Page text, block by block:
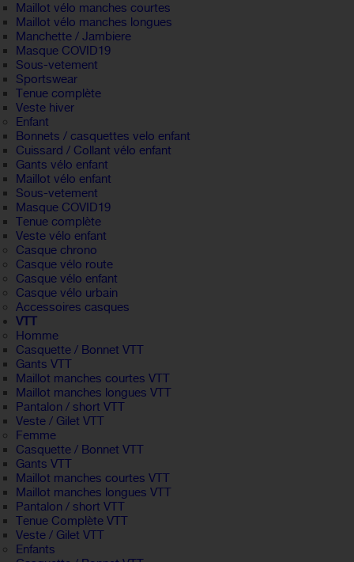
Maillot vélo manches courtes
Maillot vélo manches longues
Manchette / Jambiere
Masque COVID19
Sous-vetement
Sportswear
Tenue complète
Veste hiver
Enfant
Bonnets / casquettes velo enfant
Cuissard / Collant vélo enfant
Gants vélo enfant
Maillot vélo enfant
Sous-vetement
Masque COVID19
Tenue complète
Veste vélo enfant
Casque chrono
Casque vélo route
Casque vélo enfant
Casque vélo urbain
Accessoires casques
VTT
Homme
Casquette / Bonnet VTT
Gants VTT
Maillot manches courtes VTT
Maillot manches longues VTT
Pantalon / short VTT
Veste / Gilet VTT
Femme
Casquette / Bonnet VTT
Gants VTT
Maillot manches courtes VTT
Maillot manches longues VTT
Pantalon / short VTT
Tenue Complète VTT
Veste / Gilet VTT
Enfants